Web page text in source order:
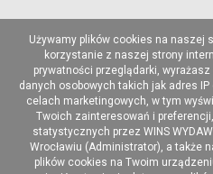
Używamy plików cookies na naszej
korzystanie z naszej strony
prywatności przeglądarki,
danych osobowych takich jak adres
celach marketingowych, w tym
Twoich zainteresowań i
statystycznych przez WINS
Wrocławiu (Administrator), a także
plików cookies na Twoim